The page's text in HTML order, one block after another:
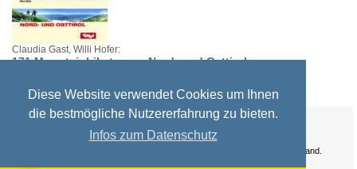
Diese Website verwendet Cookies um Ihnen
die bestmögliche Nutzererfahrung zu bieten.
Infos zum Datenschutz
Claudia Gast, Willi Hofer:
171 Mountainbiketouren Nord- und Osttirol
Wir liefern kostenlos ab EUR 50,- Bestellwert nach Österreich und Deutschland.